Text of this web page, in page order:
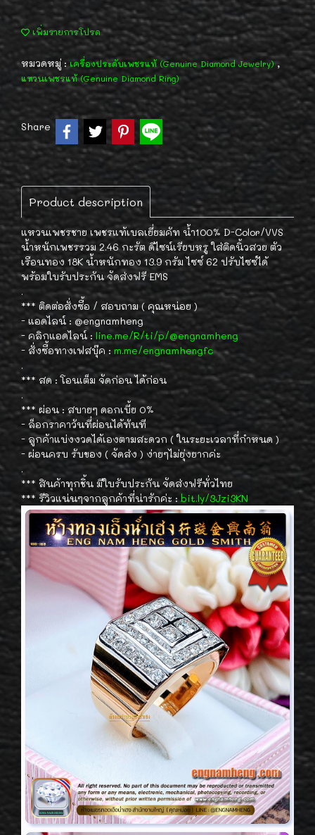
เพิ่มรายการโปรด
หมวดหมู่ :เครื่องประดับเพชรแท้ (Genuine Diamond Jewelry),
แหวนเพชรแท้ (Genuine Diamond Ring)
Share
Product description
แหวนเพชรชาย เพชรแท้เบลเยี่ยมคัท น้ำ100% D-Color/VVS
น้ำหนักเพชรรวม 2.46 กะรัต ดีไซน์เรียบหรู ใส่ติดนิ้วสวย ตัว
เรือนทอง 18K น้ำหนักทอง 13.9 กรัม ไซซ์ 62 ปรับไซซ์ได้
พร้อมใบรับประกัน จัดส่งฟรี EMS
.
*** ติดต่อสั่งซื้อ / สอบถาม ( คุณหน่อย )
- แอดไลน์ : @engnamheng
- คลิกแอดไลน์ : line.me/R/ti/p/@engnamheng
- สั่งซื้อทางเฟสบุ๊ค : m.me/engnamhengfc
.
*** สด : โอนเต็ม จัดก่อน ได้ก่อน
.
*** ผ่อน : สบายๆ ดอกเบี้ย 0%
- ล็อกราคาวันที่ผ่อนได้ทันที
- ลูกค้าแบ่งงวดได้เองตามสะดวก ( ในระยะเวลาที่กำหนด )
- ผ่อนครบ รับของ ( จัดส่ง ) ง่ายๆไม่ยุ่งยากค่ะ
.
*** สินค้าทุกชิ้น มีใบรับประกัน จัดส่งฟรีทั่วไทย
*** รีวิวแน่นๆจากลูกค้าที่น่ารักค่ะ :bit.ly/3Jzi3KN